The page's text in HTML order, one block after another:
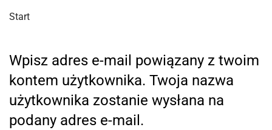
Start
Wpisz adres e-mail powiązany z twoim
kontem użytkownika. Twoja nazwa
użytkownika zostanie wysłana na
podany adres e-mail.